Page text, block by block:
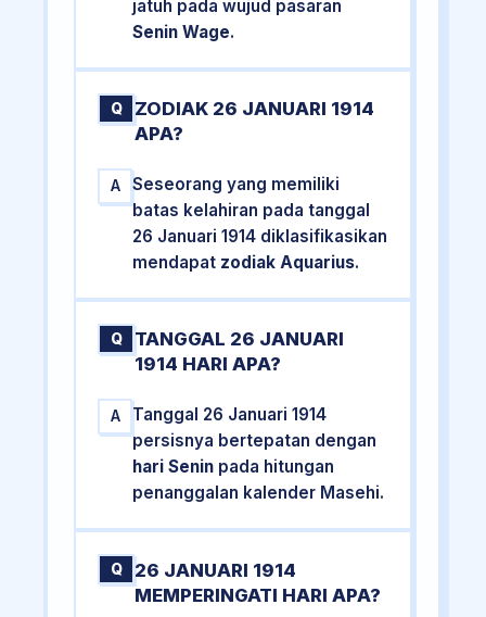
jatuh pada wujud pasaran
Senin Wage.
Q
ZODIAK 26 JANUARI 1914
APA?
A
Seseorang yang memiliki
batas kelahiran pada tanggal
26 Januari 1914 diklasifikasikan
mendapat zodiak Aquarius.
Q
TANGGAL 26 JANUARI
1914 HARI APA?
A
Tanggal 26 Januari 1914
persisnya bertepatan dengan
hari Senin pada hitungan
penanggalan kalender Masehi.
Q
26 JANUARI 1914
MEMPERINGATI HARI APA?